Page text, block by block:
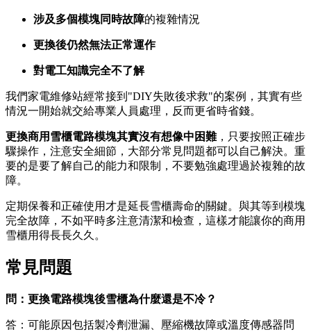
涉及多個模塊同時故障的複雜情況
更換後仍然無法正常運作
對電工知識完全不了解
我們家電維修站經常接到"DIY失敗後求救"的案例，其實有些
情況一開始就交給專業人員處理，反而更省時省錢。
更換商用雪櫃電路模塊其實沒有想像中困難，只要按照正確步
驟操作，注意安全細節，大部分常見問題都可以自己解決。重
要的是要了解自己的能力和限制，不要勉強處理過於複雜的故
障。
定期保養和正確使用才是延長雪櫃壽命的關鍵。與其等到模塊
完全故障，不如平時多注意清潔和檢查，這樣才能讓你的商用
雪櫃用得長長久久。
常見問題
問：更換電路模塊後雪櫃為什麼還是不冷？
答：可能原因包括製冷劑泄漏、壓縮機故障或溫度傳感器問